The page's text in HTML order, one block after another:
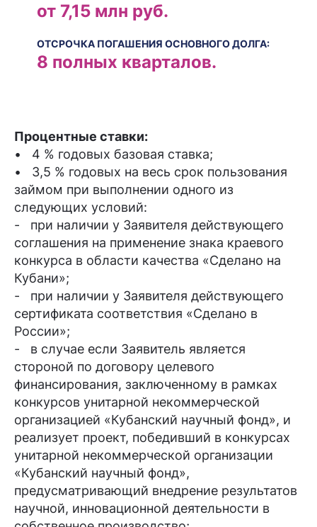
от 7,15 млн руб.
ОТСРОЧКА ПОГАШЕНИЯ ОСНОВНОГО ДОЛГА:
8 полных кварталов.
Процентные ставки:
• 4 % годовых базовая ставка;
• 3,5 % годовых на весь срок пользования
займом при выполнении одного из
следующих условий:
- при наличии у Заявителя действующего
соглашения на применение знака краевого
конкурса в области качества «Сделано на
Кубани»;
- при наличии у Заявителя действующего
сертификата соответствия «Сделано в
России»;
- в случае если Заявитель является
стороной по договору целевого
финансирования, заключенному в рамках
конкурсов унитарной некоммерческой
организацией «Кубанский научный фонд», и
реализует проект, победивший в конкурсах
унитарной некоммерческой организации
«Кубанский научный фонд»,
предусматривающий внедрение результатов
научной, инновационной деятельности в